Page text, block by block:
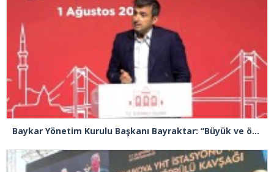
Baykar Yönetim Kurulu Başkanı Bayraktar: “Büyük ve önemli eserler konfor alanının dışında kalmaya razı olanlar tarafından gerçekleştirildi”